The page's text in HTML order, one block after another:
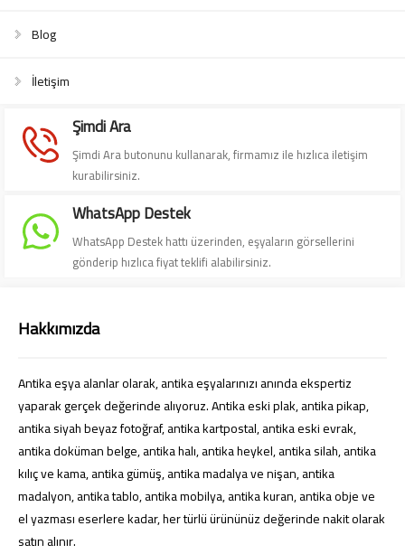
Blog
İletişim
Şimdi Ara
Şimdi Ara butonunu kullanarak, firmamız ile hızlıca iletişim
kurabilirsiniz.
WhatsApp Destek
WhatsApp Destek hattı üzerinden, eşyaların görsellerini
gönderip hızlıca fiyat teklifi alabilirsiniz.
Hakkımızda
Antika eşya alanlar olarak, antika eşyalarınızı anında ekspertiz
yaparak gerçek değerinde alıyoruz. Antika eski plak, antika pikap,
antika siyah beyaz fotoğraf, antika kartpostal, antika eski evrak,
antika doküman belge, antika halı, antika heykel, antika silah, antika
kılıç ve kama, antika gümüş, antika madalya ve nişan, antika
madalyon, antika tablo, antika mobilya, antika kuran, antika obje ve
el yazması eserlere kadar, her türlü ürününüz değerinde nakit olarak
satın alınır.